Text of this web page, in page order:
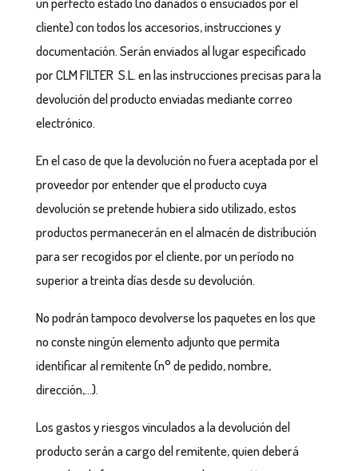
cliente) con todos los accesorios, instrucciones y
documentación. Serán enviados al lugar especificado
por CLM FILTER S.L. en las instrucciones precisas para la
devolución del producto enviadas mediante correo
electrónico.
En el caso de que la devolución no fuera aceptada por el
proveedor por entender que el producto cuya
devolución se pretende hubiera sido utilizado, estos
productos permanecerán en el almacén de distribución
para ser recogidos por el cliente, por un período no
superior a treinta días desde su devolución.
No podrán tampoco devolverse los paquetes en los que
no conste ningún elemento adjunto que permita
identificar al remitente (n° de pedido, nombre,
dirección,...).
Los gastos y riesgos vinculados a la devolución del
producto serán a cargo del remitente, quien deberá